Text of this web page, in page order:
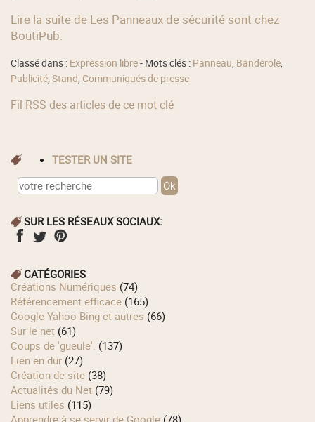
Lire la suite de Les Panneaux de sécurité sont chez
BoutiPub.
Classé dans : Expression libre- Mots clés : Panneau, Banderole,
Publicité,Stand, Communiqués de presse
Fil RSS des articles de ce mot clé
TESTER UN SITE
SUR LES RÉSEAUX SOCIAUX:
CATÉGORIES
Créations Numériques (74)
Référencement efficace (165)
Google Yahoo Bing et autres (66)
Sur le net (61)
Coups de 'gueule'. (137)
Lien en dur (27)
Création de site (38)
Actualités du Net (79)
Liens utiles (115)